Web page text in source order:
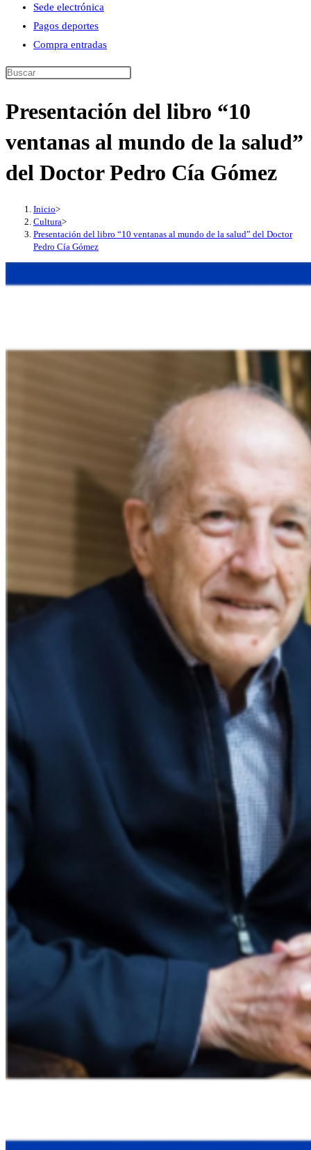
Sede electrónica
Pagos deportes
Compra entradas
Buscar
esta
Presentación del libro “10
ventanas al mundo de la salud”
del Doctor Pedro Cía Gómez
Inicio>
Cultura>
Presentación del libro “10 ventanas al mundo de la salud” del Doctor
Pedro Cía Gómez